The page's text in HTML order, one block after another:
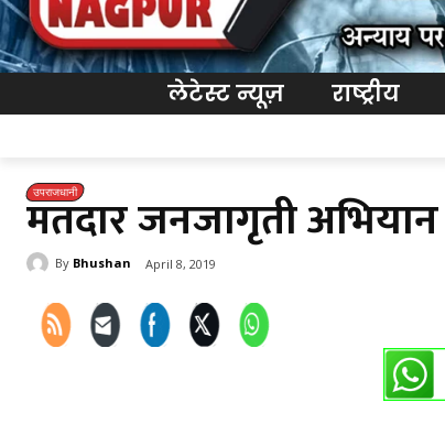
लेटेस्ट न्यूज़ राष्ट्रीय
उपराजधानी
मतदार जनजागृती
By Bhushan April 8, 2019